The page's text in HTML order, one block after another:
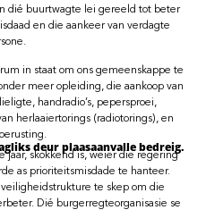
dié buurtwagte lei gereeld tot beter
en die aankeer van verdagte
in staat om ons gemeenskappe te
meer opleiding, die aankoop van
handradio’s, pepersproei,
herlaaiertorings (radiotorings), en
deur plaasaanvalle bedreig.
jaar, skokkend is, weier die regering
as prioriteitsmisdade te hanteer.
te skep om die
Dié burgerregteorganisasie se